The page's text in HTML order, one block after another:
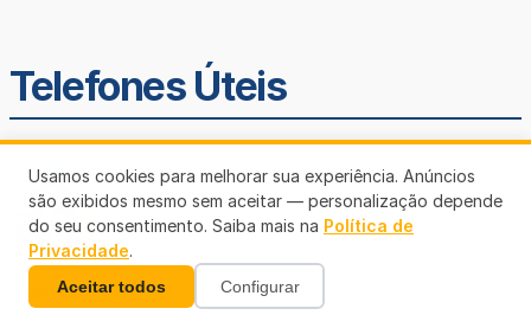
Telefones Úteis
SEMUSA
Usamos cookies para melhorar sua experiência. Anúncios
são exibidos mesmo sem aceitar — personalização depende
do seu consentimento. Saiba mais na Política de
Privacidade.
Aceitar todos Configurar